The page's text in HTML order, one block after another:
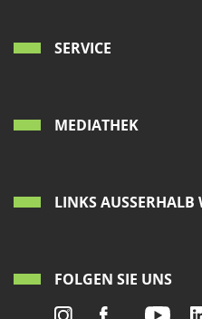
SERVICE
MEDIATHEK
LINKS AUSSERHALB
FOLGEN SIE UNS